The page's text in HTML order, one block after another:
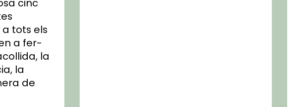
cinc
tots els
a fer-
la
la
de